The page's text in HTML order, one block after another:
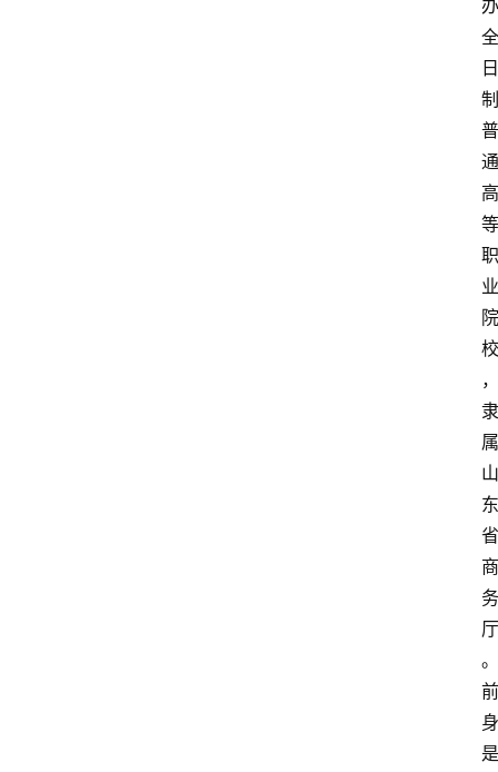
办
全
日
制
普
通
高
等
职
业
院
校
，
隶
属
山
东
省
商
务
厅
。
前
身
是